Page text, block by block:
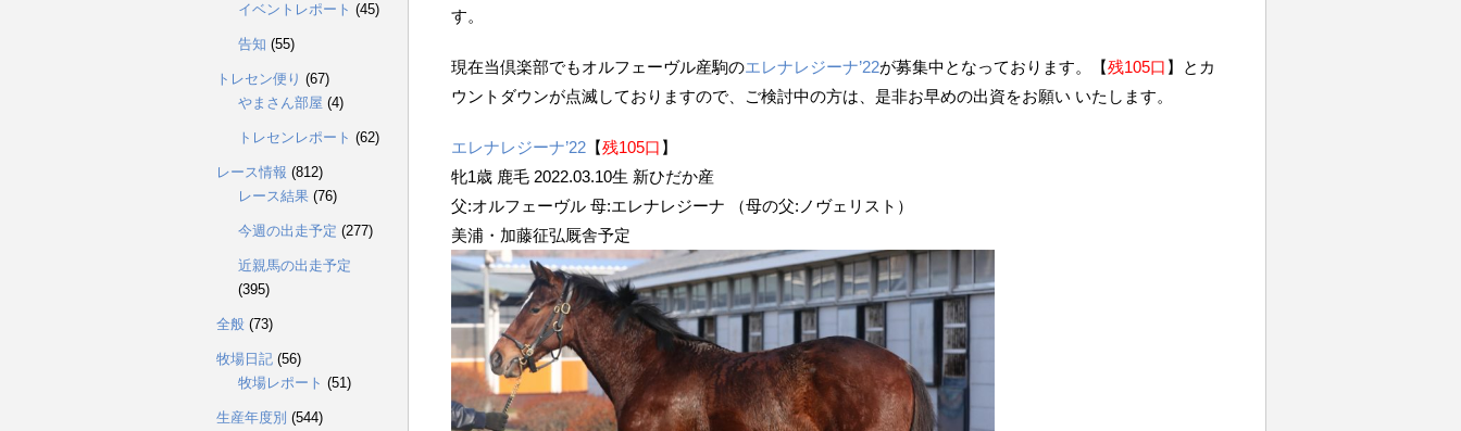
す。
現在当倶楽部でもオルフェーヴル産駒のエレナレジーナ’22が募集中となっております。【残105口 】とカ
ウントダウンが点滅しておりますので、ご検討中の方は、是非お早めの出資をお願い いたします。
エレナレジーナ’22 【残105口 】
牝1歳 鹿毛 2022.03.10生 新ひだか産
父:オルフェーヴル 母:エレナレジーナ （母の父:ノヴェリスト）
美浦・加藤征弘厩舎予定
イベントレポート (45)
告知 (55)
トレセン便り (67)
やまさん部屋 (4)
トレセンレポート (62)
レース情報 (812)
レース結果 (76)
今週の出走予定 (277)
近親馬の出走予定
(395)
全般 (73)
牧場日記 (56)
牧場レポート (51)
生産年度別 (544)